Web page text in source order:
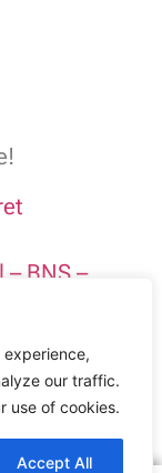
our traffic.
use of cookies.
Accept All
BNS –
general, pe
joc de ministrul Novak?